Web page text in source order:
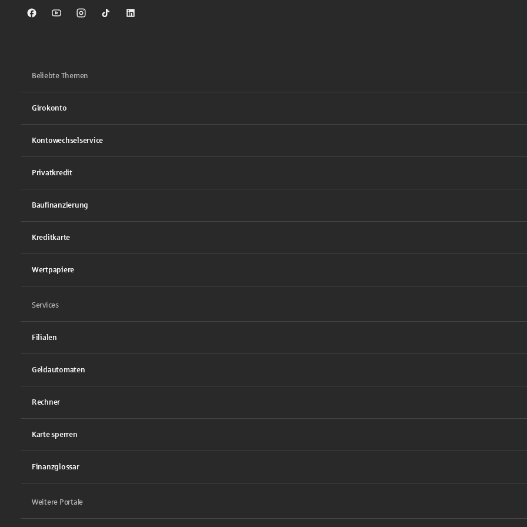
Sparkasse auf Facebook
Sparkasse auf Youtube
Sparkasse auf Instagram
Sparkasse auf TikTok
Sparkasse auf LinkedIn
Beliebte Themen
Girokonto
Kontowechselservice
Privatkredit
Baufinanzierung
Kreditkarte
Wertpapiere
Services
Filialen
Geldautomaten
Rechner
Karte sperren
Finanzglossar
Weitere Portale